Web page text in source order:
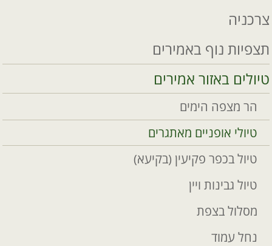
צרכניה
תצפיות נוף באמירים
טיולים באזור אמירים
הר מצפה הימים
טיולי אופניים מאתגרים
טיול בכפר פקיעין (בקיעא)
טיול גבינות ויין
מסלול בצפת
נחל עמוד